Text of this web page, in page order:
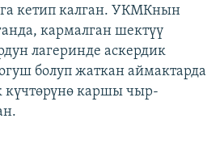
кетип калган. УКМКнын
кармалган шектүү
лагеринде аскердик
болуп жаткан аймактарда
күчтөрүнө каршы чыр-